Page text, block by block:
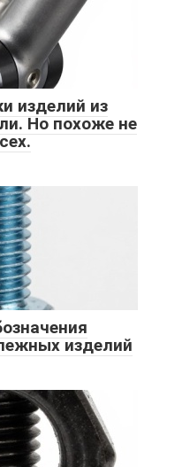
изделий из
Но похоже не
изделий